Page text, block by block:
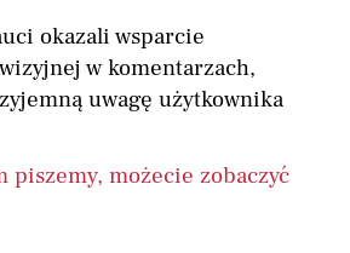
okazali wsparcie
w komentarzach,
uwagę użytkownika
piszemy, możecie zobaczyć